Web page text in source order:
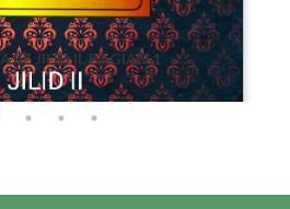
JILID II, BAGIAN 1